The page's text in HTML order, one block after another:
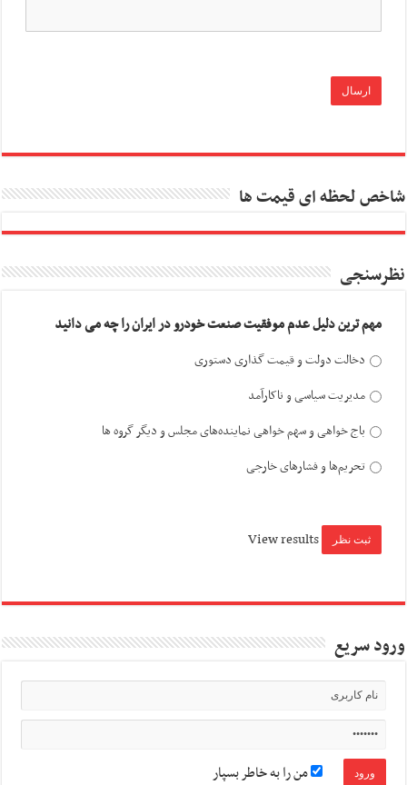
شاخص لحظه ای قیمت ها
نظرسنجی
مهم ترین دلیل عدم موفقیت صنعت خودرو در ایران را چه می دانید
دخالت دولت و قیمت گذاری دستوری
مدیریت سیاسی و ناکارآمد
باج خواهی و سهم خواهی نماینده‌های مجلس و دیگر گروه ها
تحریم‌ها و فشارهای خارجی
View results
ورود سریع
من را به خاطر بسپار